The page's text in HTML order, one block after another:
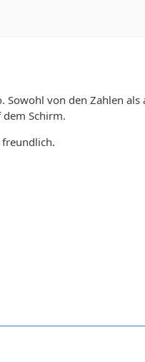
Sowohl von den Zahlen
Schirm.